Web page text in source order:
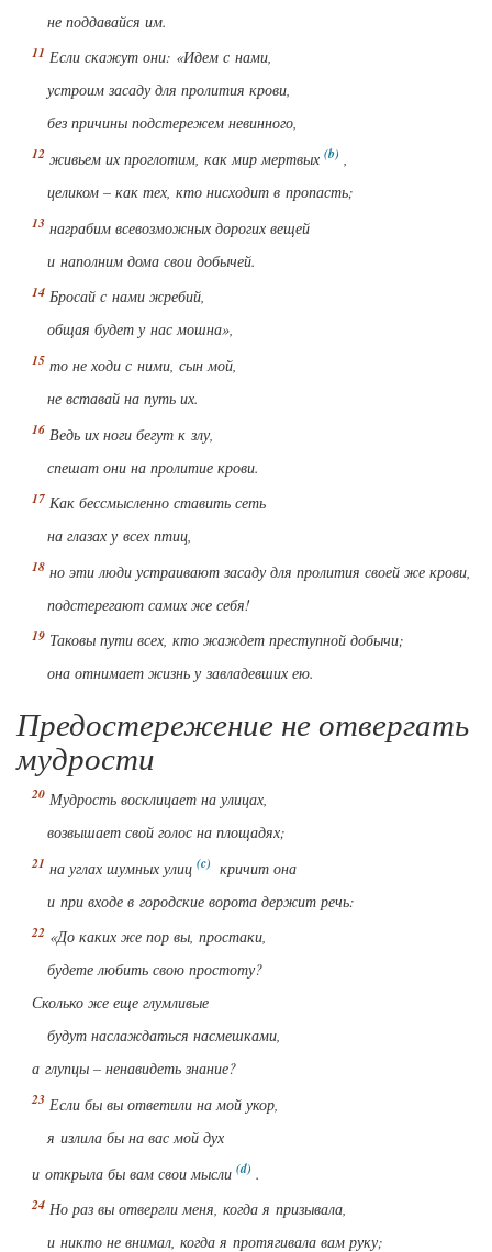
не поддавайся им.
Если скажут они: «Идем с нами,
устроим засаду для пролития крови,
без причины подстережем невинного,
живьем их проглотим, как мир мертвых
,
целиком – как тех, кто нисходит в пропасть;
награбим всевозможных дорогих вещей
и наполним дома свои добычей.
Бросай с нами жребий,
общая будет у нас мошна»,
то не ходи с ними, сын мой,
не вставай на путь их.
Ведь их ноги бегут к злу,
спешат они на пролитие крови.
Как бессмысленно ставить сеть
на глазах у всех птиц,
но эти люди устраивают засаду для пролития своей же крови,
подстерегают самих же себя!
Таковы пути всех, кто жаждет преступной добычи;
она отнимает жизнь у завладевших ею.
Предостережение не отвергать
мудрости
Мудрость восклицает на улицах,
возвышает свой голос на площадях;
на углах шумных улиц
кричит она
и при входе в городские ворота держит речь:
«До каких же пор вы, простаки,
будете любить свою простоту?
Сколько же еще глумливые
будут наслаждаться насмешками,
а глупцы – ненавидеть знание?
Если бы вы ответили на мой укор,
я излила бы на вас мой дух
и открыла бы вам свои мысли
.
Но раз вы отвергли меня, когда я призывала,
и никто не внимал, когда я протягивала вам руку;